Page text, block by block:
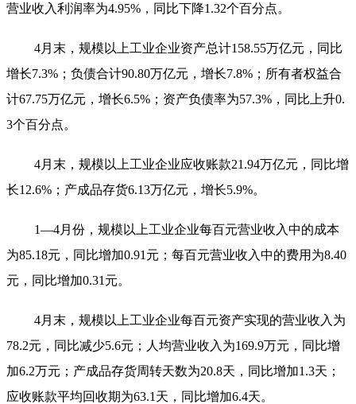
营业收入利润率为4.95%，同比下降1.32个百分点。
4月末，规模以上工业企业资产总计158.55万亿元，同比
增长7.3%；负债合计90.80万亿元，增长7.8%；所有者权益合
计67.75万亿元，增长6.5%；资产负债率为57.3%，同比上升0.
3个百分点。
4月末，规模以上工业企业应收账款21.94万亿元，同比增
长12.6%；产成品存货6.13万亿元，增长5.9%。
1—4月份，规模以上工业企业每百元营业收入中的成本
为85.18元，同比增加0.91元；每百元营业收入中的费用为8.40
元，同比增加0.31元。
4月末，规模以上工业企业每百元资产实现的营业收入为
78.2元，同比减少5.6元；人均营业收入为169.9万元，同比增
加6.2万元；产成品存货周转天数为20.8天，同比增加1.3天；
应收账款平均回收期为63.1天，同比增加6.4天。